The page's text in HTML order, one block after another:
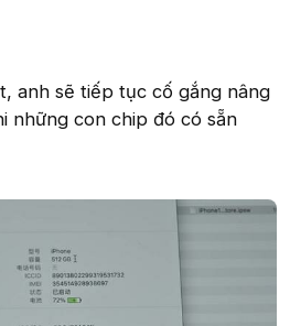
anh sẽ tiếp tục cố gắng nâng
những con chip đó có sẵn